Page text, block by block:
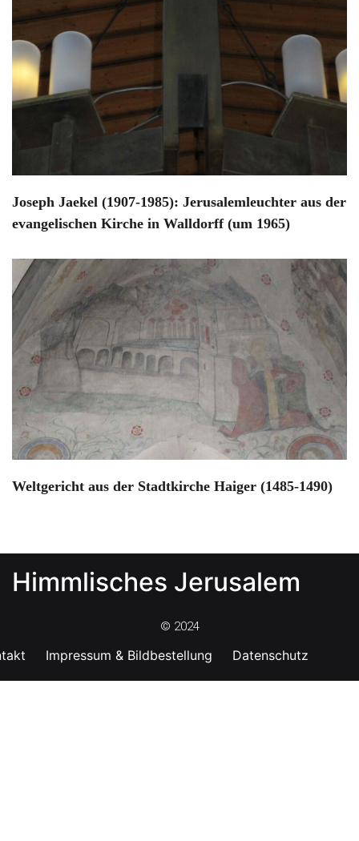
Joseph Jaekel (1907-1985): Jerusalemleuchter aus der
evangelischen Kirche in Walldorff (um 1965)
Weltgericht aus der Stadtkirche Haiger (1485-1490)
Himmlisches Jerusalem
© 2024
Impressum & Bildbestellung Datenschutz